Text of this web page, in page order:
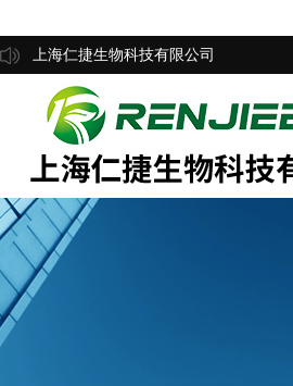
上海仁捷生物科技有限公司